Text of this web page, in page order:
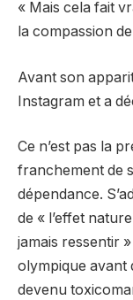
« Mais cela fait
la compassion
Avant son
Instagram et a
Ce n’est pas la
franchement de
dépendance.
de « l’effet
jamais ressentir
olympique avant
devenu